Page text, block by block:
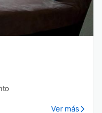
Ver más